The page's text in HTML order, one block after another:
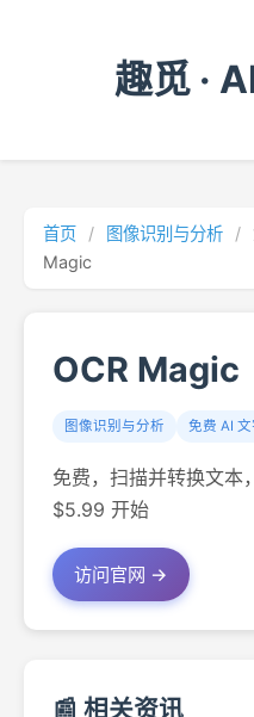
趣觅 ·
首页 / 图像识别与分析 /
Magic
OCR Magic
图像识别与分析 免费 AI 文
免费，扫描并转换文本
$5.99 开始
访问官网 →
📰 相关资讯